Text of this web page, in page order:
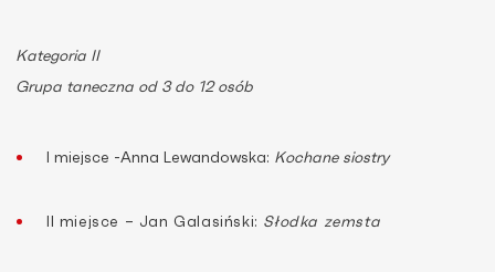
Kategoria II
Grupa taneczna od 3 do 12 osób
I miejsce -Anna Lewandowska: Kochane siostry
II miejsce – Jan Galasiński: Słodka zemsta